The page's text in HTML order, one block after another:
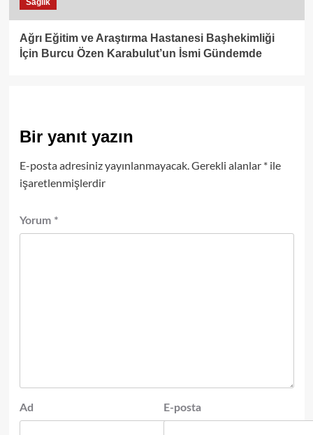
Sağlık
Ağrı Eğitim ve Araştırma Hastanesi Başhekimliği
İçin Burcu Özen Karabulut’un İsmi Gündemde
Bir yanıt yazın
E-posta adresiniz yayınlanmayacak.Gerekli alanlar *ile
işaretlenmişlerdir
Yorum *
Ad E-posta